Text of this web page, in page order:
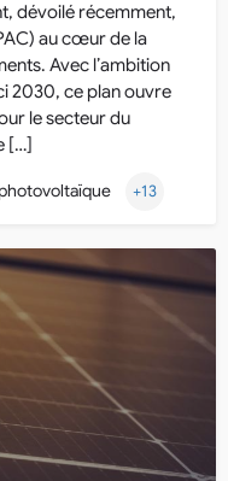
dévoilé récemment,
au cœur de la
Avec l’ambition
2030, ce plan ouvre
le secteur du
[…]
+13